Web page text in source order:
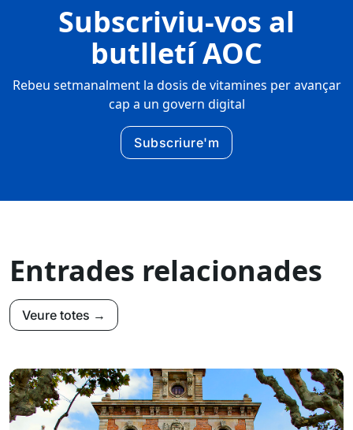
Subscriviu-vos al
butlletí AOC
Rebeu setmanalment la dosis de vitamines per avançar
cap a un govern digital
Subscriure'm
Entrades relacionades
Veure totes →